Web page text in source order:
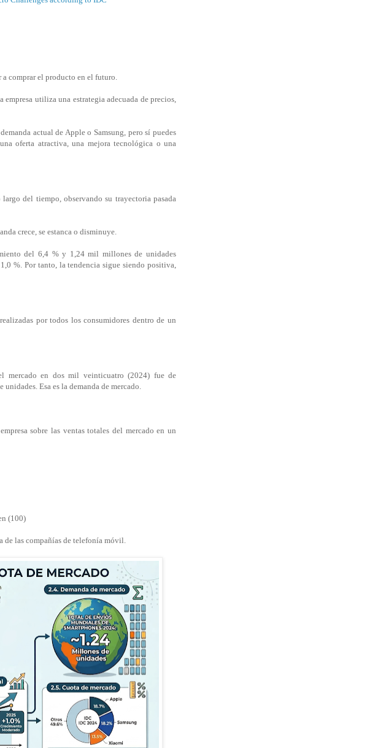
comprar el producto en el futuro.
utiliza una estrategia adecuada de precios,
actual de Apple o Samsung, pero sí puedes
oferta atractiva, una mejora tecnológica o una
del tiempo, observando su trayectoria pasada
crece, se estanca o disminuye.
del 6,4 % y 1,24 mil millones de unidades
%. Por tanto, la tendencia sigue siendo positiva,
por todos los consumidores dentro de un
mercado en dos mil veinticuatro (2024) fue de
Esa es la demanda de mercado.
sobre las ventas totales del mercado en un
(100)
de las compañías de telefonía móvil.